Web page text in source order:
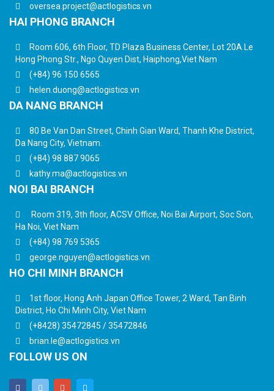
oversea.project@actlogistics.vn
HAI PHONG BRANCH
Room 606, 6th Floor, TD Plaza Business Center, Lot 20A Le
Hong Phong Str., Ngo Quyen Dist, Haiphong,Viet Nam
(+84) 96 150 6565
helen.duong@actlogistics.vn
DA NANG BRANCH
80 Be Van Dan Street, Chinh Gian Ward, Thanh Khe District,
Da Nang City, Vietnam.
(+84) 98 887 9065
kathy.ma@actlogistics.vn
NOI BAI BRANCH
Room 319, 3th floor, ACSV Office, Noi Bai Airport, Soc Son,
Ha Noi, Viet Nam
(+84) 98 769 5365
george.nguyen@actlogistics.vn
HO CHI MINH BRANCH
1st floor, Hong Anh Japan Office Tower, 2 Ward, Tan Binh
District, Ho Chi Minh City, Viet Nam
(+8428) 35472845 / 35472846
brian.le@actlogistics.vn
FOLLOW US ON